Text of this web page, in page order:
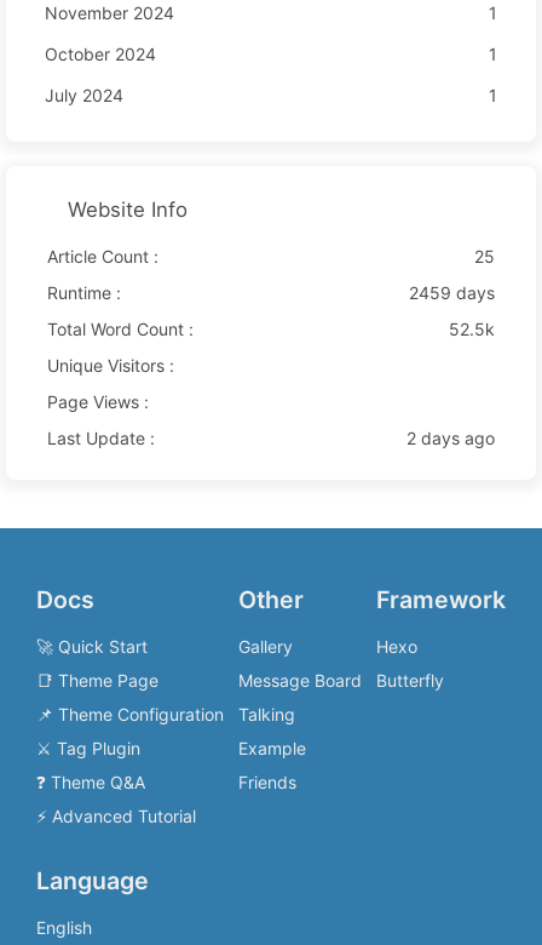
November 2024
1
October 2024
1
July 2024
1
Website Info
Article Count :
25
Runtime :
2459 days
Total Word Count :
52.5k
Unique Visitors :
Page Views :
Last Update :
2 days ago
Docs
🚀 Quick Start
📑 Theme Page
📌 Theme Configuration
⚔️ Tag Plugin
❓ Theme Q&A
⚡️ Advanced Tutorial
Other
Gallery
Message Board
Talking
Example
Friends
Framework
Hexo
Butterfly
Language
English